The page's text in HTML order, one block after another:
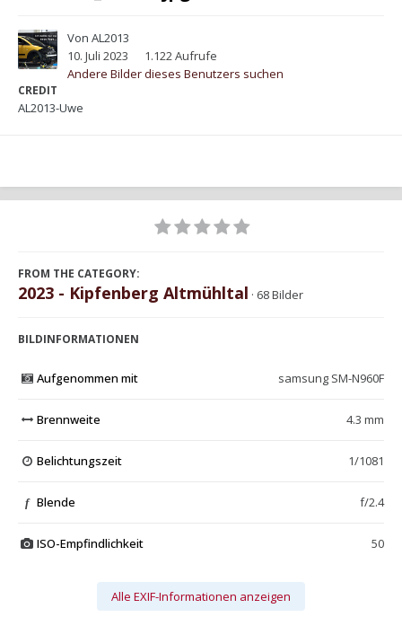
Von AL2013
10. Juli 2023
1.122 Aufrufe
Andere Bilder dieses Benutzers suchen
CREDIT
AL2013-Uwe
FROM THE CATEGORY:
2023 - Kipfenberg Altmühltal · 68 Bilder
BILDINFORMATIONEN
Aufgenommen mit samsung SM-N960F
Brennweite 4.3 mm
Belichtungszeit 1/1081
f Blende f/2.4
ISO-Empfindlichkeit 50
Alle EXIF-Informationen anzeigen